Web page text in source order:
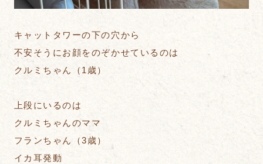
キャットタワーの下の穴から
不安そうにお顔をのぞかせているのは
クルミちゃん（1歳）
上段にいるのは
クルミちゃんのママ
フランちゃん（3歳）
イカ耳発動